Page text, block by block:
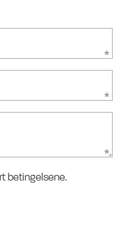
betingelsene.